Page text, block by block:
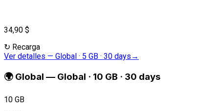
34,90 $
↻ Recarga
Ver detalles — Global · 5 GB · 30 days →
🌍 Global — Global · 10 GB · 30 days
10 GB